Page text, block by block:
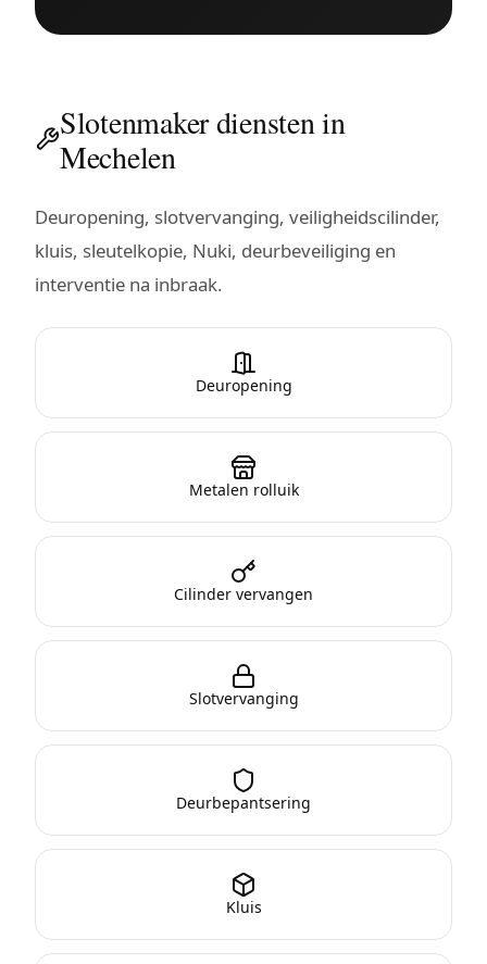
Slotenmaker diensten in
Mechelen
Deuropening, slotvervanging, veiligheidscilinder,
kluis, sleutelkopie, Nuki, deurbeveiliging en
interventie na inbraak.
Deuropening
Metalen rolluik
Cilinder vervangen
Slotvervanging
Deurbepantsering
Kluis